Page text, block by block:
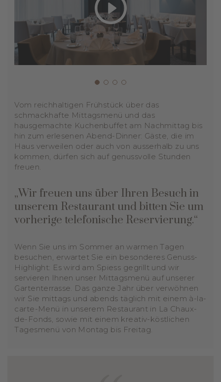
Vom reichhaltigen Frühstück über das
schmackhafte Mittagsmenü und das
hausgemachte Kuchenbuffet am Nachmittag bis
hin zum erlesenen Abend-Dinner: Gäste, die im
Haus verweilen oder auch von ausserhalb zu uns
kommen, dürfen sich auf genussvolle Stunden
freuen.
„Wir freuen uns über Ihren Besuch in
unserem Restaurant und bitten Sie um
vorherige telefonische Reservierung.“
Wenn Sie uns im Sommer an warmen Tagen
besuchen, erwartet Sie ein besonderes Genuss-
Highlight: Es wird am Spiess gegrillt und wir
servieren Ihnen unser Mittagsmenü auf unserer
Gartenterrasse. Das ganze Jahr über verwöhnen
wir Sie mittags und abends täglich mit einem à-la-
carte-Menü in unserem Restaurant in La Chaux-
de-Fonds, sowie mit einem kreativ-köstlichen
Tagesmenü von Montag bis Freitag.